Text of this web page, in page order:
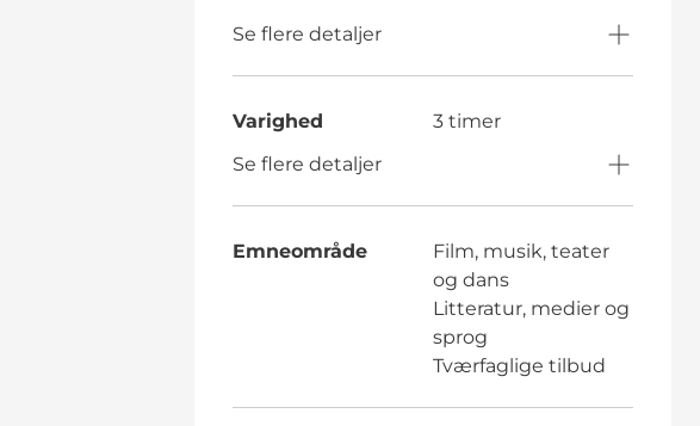
Se flere detaljer
Varighed
3 timer
Se flere detaljer
Emneområde
Film, musik, teater
og dans
Litteratur, medier og
sprog
Tværfaglige tilbud